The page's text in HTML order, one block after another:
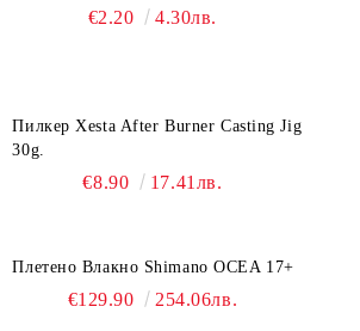
€2.20 4.30лв.
Пилкер Xesta After Burner Casting Jig
30g.
€8.90 17.41лв.
Плетено Влакно Shimano OCEA 17+
€129.90 254.06лв.